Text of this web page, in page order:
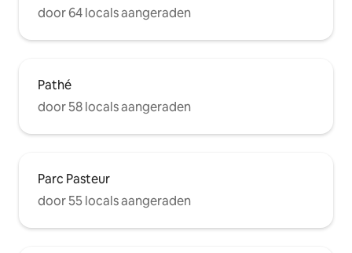
door 64 locals aangeraden
Pathé
door 58 locals aangeraden
Parc Pasteur
door 55 locals aangeraden